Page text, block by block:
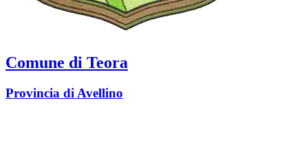
Comune di Teora
Provincia di Avellino